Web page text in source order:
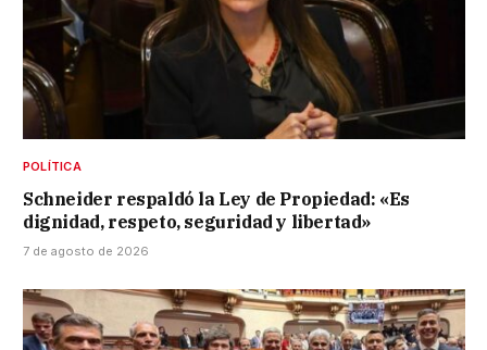
POLÍTICA
Schneider respaldó la Ley de Propiedad: «Es
dignidad, respeto, seguridad y libertad»
7 de agosto de 2026